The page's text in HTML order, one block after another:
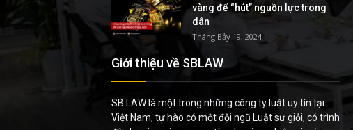
vàng để “hút” nguồn lực trong
dân
Tháng Bảy 19, 2024
Giới thiệu về SBLAW
SB LAW là một trong những công ty luật uy tín tại
Việt Nam, tự hào có một đội ngũ Luật sư giỏi, có trình